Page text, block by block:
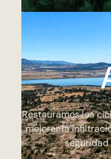
Restauramos los
mejorar la
seguridad